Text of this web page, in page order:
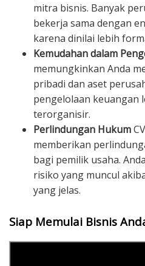
mitra bisnis. Banyak
bekerja sama dengan
karena dinilai lebih
Kemudahan dalam
memungkinkan Anda
pribadi dan aset
pengelolaan keuangan
terorganisir.
Perlindungan Hukum
memberikan
bagi pemilik usaha.
risiko yang muncul
yang jelas.
Siap Memulai Bisnis